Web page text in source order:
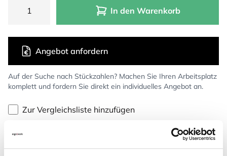
In den Warenkorb
Auf der Suche nach Stückzahlen? Machen Sie Ihren Arbeitsplatz
komplett und fordern Sie direkt ein individuelles Angebot an.
Angebot anfordern
Zur Vergleichsliste hinzufügen